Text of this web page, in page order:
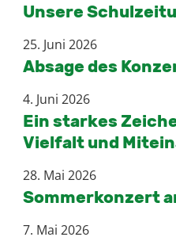
Unsere
25. Juni 2026
Absage des
4. Juni 2026
Ein starkes
Vielfalt und
28. Mai 2026
Sommerkonzert
7. Mai 2026